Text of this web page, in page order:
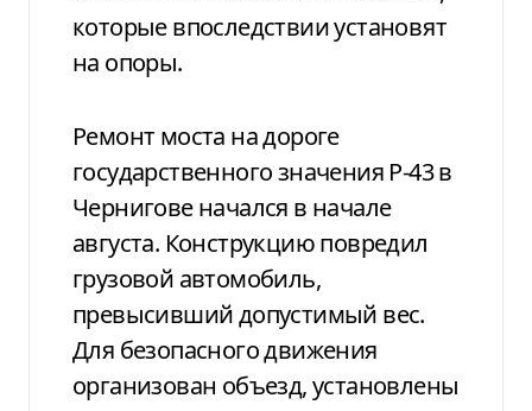
которые впоследствии установят
на опоры.
Ремонт моста на дороге
государственного значения Р-43 в
Чернигове начался в начале
августа. Конструкцию повредил
грузовой автомобиль,
превысивший допустимый вес.
Для безопасного движения
организован объезд, установлены